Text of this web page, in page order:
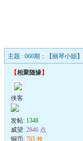
主题 : 060期：【丽琴小姐
【相聚随缘】
侠客
发帖: 1348
威望: 2846 点
铜币: 705 枚